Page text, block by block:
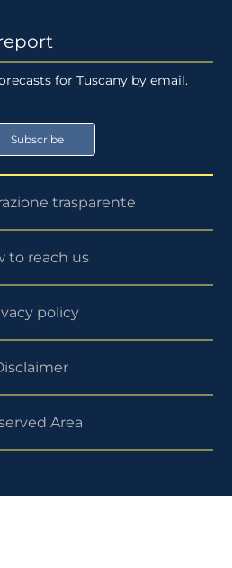
for Tuscany by email.
Subscribe
trasparente
to reach us
policy
Area